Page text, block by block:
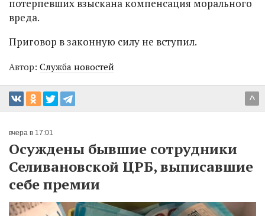
потерпевших взыскана компенсация морального
вреда.
Приговор в законную силу не вступил.
Автор: Служба новостей
^
вчера в 17:01
Осуждены бывшие сотрудники
Селивановской ЦРБ, выписавшие
себе премии